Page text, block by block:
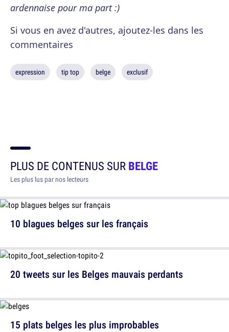
ardennaise pour ma part :)
Si vous en avez d'autres, ajoutez-les dans les
commentaires
expression tip top belge exclusif
PLUS DE CONTENUS SURBELGE
Les plus lus par nos lecteurs
10 blagues belges sur les français
20 tweets sur les Belges mauvais perdants
15 plats belges les plus improbables